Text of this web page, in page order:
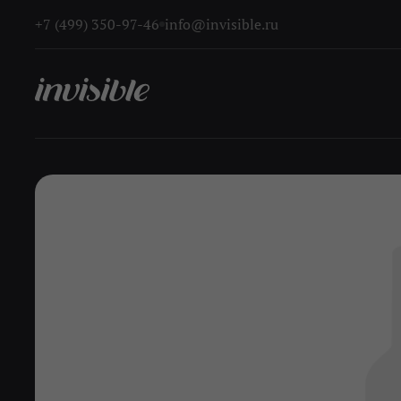
+7 (499) 350-97-46 info@invisible.ru